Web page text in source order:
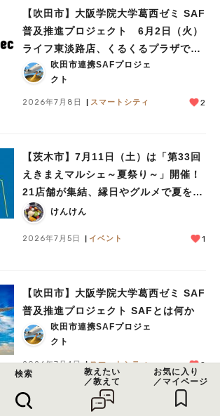
【吹田市】大阪学院大学葛西ゼミ SAF
普及推進プロジェクト 6月2日（火）
ライフ東淡路店、くるくるプラザで見
学会を実施吹田市連携SAFプロジェ
クト
2026年7月8日 スマートシティ 2
【茨木市】7月11日（土）は「第33回
えきまえマルシェ～夏祭り～」開催！
21店舗が集結、縁日やグルメで夏を満
喫♪
けんけん
2026年7月5日 イベント 1
【吹田市】大阪学院大学葛西ゼミ SAF
普及推進プロジェクト SAFとは何か
吹田市連携SAFプロジェ
クト
2026年7月4日 スマートシティ
2
検索
教えたい
／教えて
お気に入り
／マイページ